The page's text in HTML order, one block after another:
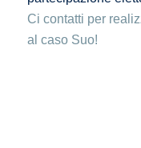
Ci contatti per
al caso Suo!